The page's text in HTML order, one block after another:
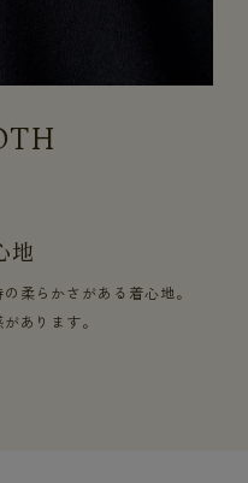
地
柔らかさがある着心地。
あります。